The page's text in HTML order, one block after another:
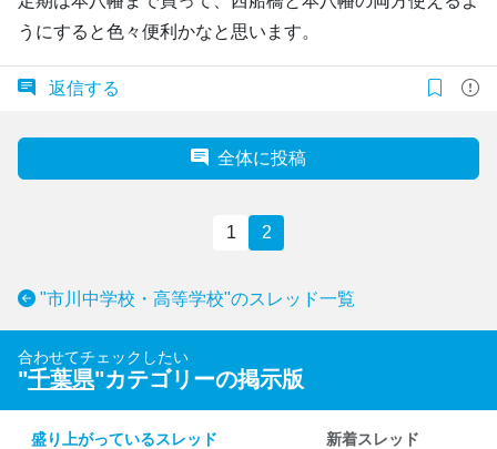
うにすると色々便利かなと思います。
返信する
全体に投稿
1 2
"市川中学校・高等学校"のスレッド一覧
合わせてチェックしたい
"千葉県"カテゴリーの掲示版
盛り上がっているスレッド 新着スレッド